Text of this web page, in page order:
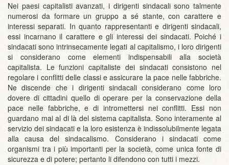
Nei paesi capitalisti avanzati, i dirigenti sindacali sono talmente
numerosi da formare un gruppo a sé stante, con carattere e
interessi separati. In quanto rappresentanti e dirigenti sindacali,
essi incarnano il carattere e gli interessi dei sindacati. Poiché i
sindacati sono intrinsecamente legati al capitalismo, i loro dirigenti
si considerano come elementi indispensabili alla società
capitalista. Le funzioni capitaliste dei sindacati consistono nel
regolare i conflitti delle classi e assicurare la pace nelle fabbriche.
Ne discende che i dirigenti sindacali considerano come loro
dovere di cittadini quello di operare per la conservazione della
pace nelle fabbriche, e di intromettersi nei conflitti. Essi non
guardano mai al di là del sistema capitalista. Sono interamente al
servizio dei sindacati e la loro esistenza è indissolubilmente legata
alla causa del sindacalismo. Considerano i sindacati come
organismi tra i più importanti per la società, come unica fonte di
sicurezza e di potere; pertanto li difendono con tutti i mezzi.